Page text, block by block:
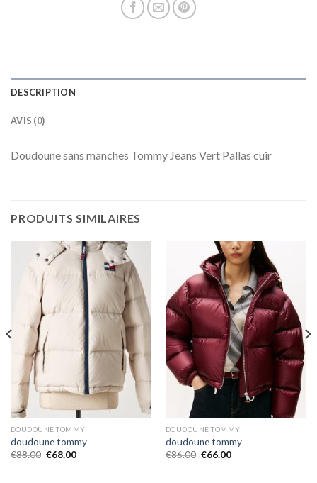
DESCRIPTION
AVIS (0)
Doudoune sans manches Tommy Jeans Vert Pallas cuir
PRODUITS SIMILAIRES
DOUDOUNE TOMMY
doudoune tommy
€88.00 €68.00
DOUDOUNE TOMMY
doudoune tommy
€86.00 €66.00